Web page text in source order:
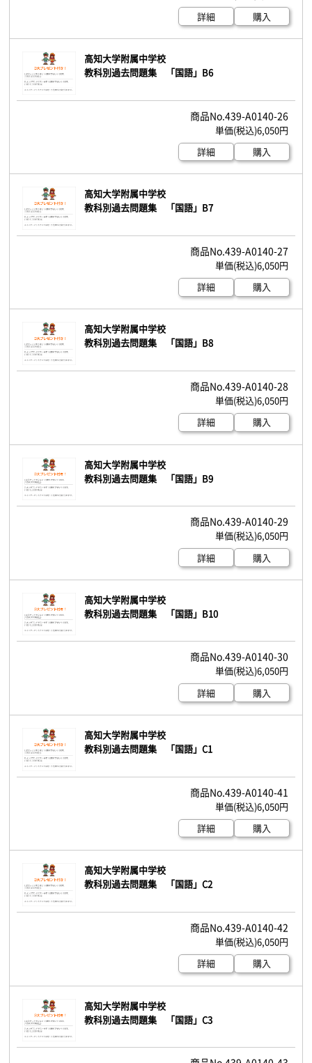
詳細
購入
高知大学附属中学校
教科別過去問題集 「国語」B6
439-A0140-26
6,050円
詳細
購入
高知大学附属中学校
教科別過去問題集 「国語」B7
439-A0140-27
6,050円
詳細
購入
高知大学附属中学校
教科別過去問題集 「国語」B8
439-A0140-28
6,050円
詳細
購入
高知大学附属中学校
教科別過去問題集 「国語」B9
439-A0140-29
6,050円
詳細
購入
高知大学附属中学校
教科別過去問題集 「国語」B10
439-A0140-30
6,050円
詳細
購入
高知大学附属中学校
教科別過去問題集 「国語」C1
439-A0140-41
6,050円
詳細
購入
高知大学附属中学校
教科別過去問題集 「国語」C2
439-A0140-42
6,050円
詳細
購入
高知大学附属中学校
教科別過去問題集 「国語」C3